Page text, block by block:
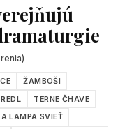
ŽAMBOŠI
TERNE ČHAVE
LAMPA SVIEŤ